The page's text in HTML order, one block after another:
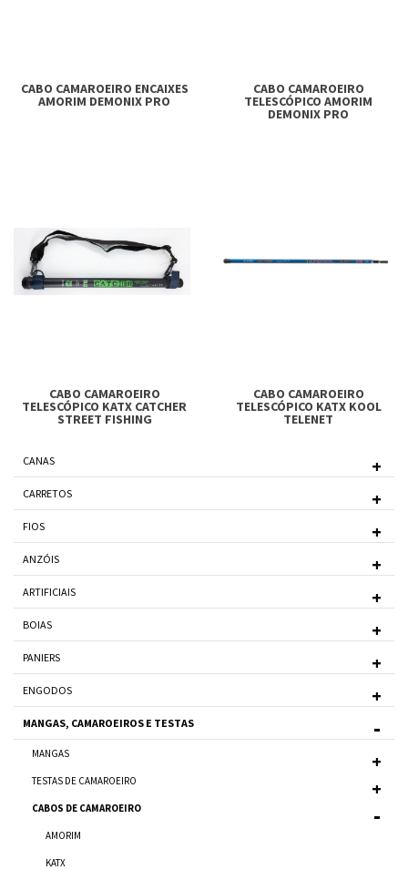
CANAS
CARRETOS
FIOS
ANZÓIS
ARTIFICIAIS
BOIAS
PANIERS
ENGODOS
MANGAS, CAMAROEIROS E TESTAS
MANGAS
TESTAS DE CAMAROEIRO
CABOS DE CAMAROEIRO
AMORIM
KATX
CABO CAMAROEIRO ENCAIXES
AMORIM DEMONIX PRO
CABO CAMAROEIRO
TELESCÓPICO AMORIM
DEMONIX PRO
CABO CAMAROEIRO
TELESCÓPICO KATX CATCHER
STREET FISHING
CABO CAMAROEIRO
TELESCÓPICO KATX KOOL
TELENET